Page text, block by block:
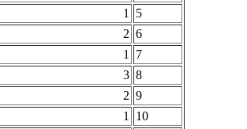
1
5
2 6
1
7
3 8
2 9
1
10